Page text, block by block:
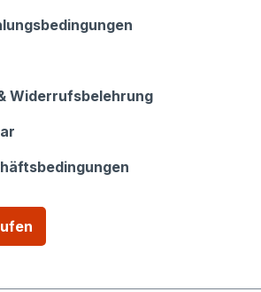
Widerrufsbelehrung